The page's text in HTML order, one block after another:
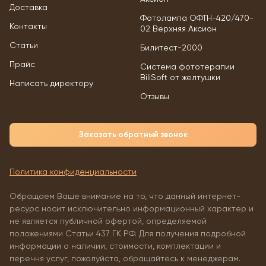
Доставка
Контакты
Статьи
Прайс
Написать директору
Фотолампа ОФТН-420/470-
02 Верхняя Аксион
Билитест-2000
Система фототерапии
BiliSoft от желтушки
Отзывы
Заказать обратный звонок
Политика конфиденциальности
Обращаем Ваше внимание на то, что данный интернет-
ресурс носит исключительно информационный характер и
не является публичной офертой, определяемой
положениями Статьи 437 ГК РФ. Для получения подробной
информации о наличии, стоимости, комплектации и
перечня услуг, пожалуйста, обращайтесь к менеджерам.